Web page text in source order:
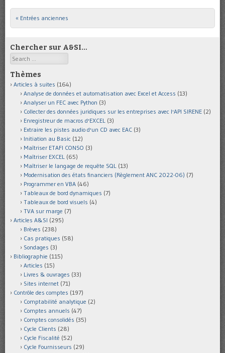
Post navigation
« Entrées anciennes
Chercher sur A&SI…
Search
Thèmes
Articles à suites (164)
Analyse de données et automatisation avec Excel et Access (13)
Analyser un FEC avec Python (3)
Collecter des données juridiques sur les entreprises avec l'API SIRENE (2)
Enregistreur de macros d'EXCEL (3)
Extraire les pistes audio d'un CD avec EAC (3)
Initiation au Basic (12)
Maîtriser ETAFI CONSO (3)
Maîtriser EXCEL (65)
Maîtriser le langage de requête SQL (13)
Modernisation des états financiers (Règlement ANC 2022-06) (7)
Programmer en VBA (46)
Tableaux de bord dynamiques (7)
Tableaux de bord visuels (4)
TVA sur marge (7)
Articles A&SI (295)
Brèves (238)
Cas pratiques (58)
Sondages (3)
Bibliographie (115)
Articles (15)
Livres & ouvrages (33)
Sites internet (71)
Contrôle des comptes (197)
Comptabilité analytique (2)
Comptes annuels (47)
Comptes consolidés (35)
Cycle Clients (28)
Cycle Fiscalité (52)
Cycle Fournisseurs (29)